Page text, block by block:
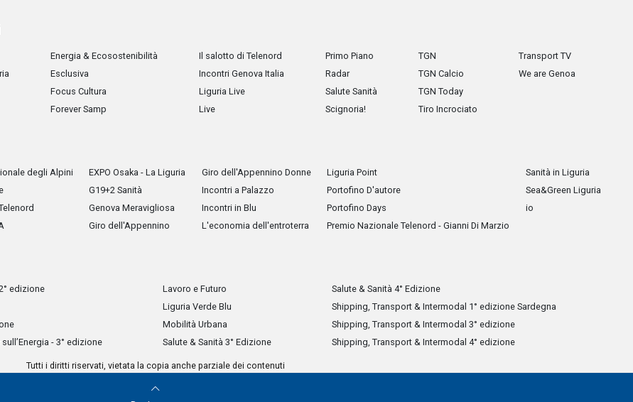
Energia & Ecosostenibilità
Esclusiva
Focus Cultura
Forever Samp
Il salotto di Telenord
Incontri Genova Italia
Liguria Live
Live
Primo Piano
Radar
Salute Sanità
Scignoria!
TGN
TGN Calcio
TGN Today
Tiro Incrociato
Transport TV
We are Genoa
degli Alpini
EXPO Osaka - La Liguria
G19+2 Sanità
Genova Meravigliosa
Giro dell'Appennino
Giro dell'Appennino Donne
Incontri a Palazzo
Incontri in Blu
L'economia dell'entroterra
Liguria Point
Portofino D'autore
Portofino Days
Premio Nazionale Telenord - Gianni Di Marzio
Sanità in Liguria
Sea&Green Liguria
io
edizione
- 3° edizione
Lavoro e Futuro
Liguria Verde Blu
Mobilità Urbana
Salute & Sanità 3° Edizione
Salute & Sanità 4° Edizione
Shipping, Transport & Intermodal 1° edizione Sardegna
Shipping, Transport & Intermodal 3° edizione
Shipping, Transport & Intermodal 4° edizione
Tutti i diritti riservati, vietata la copia anche parziale dei contenuti